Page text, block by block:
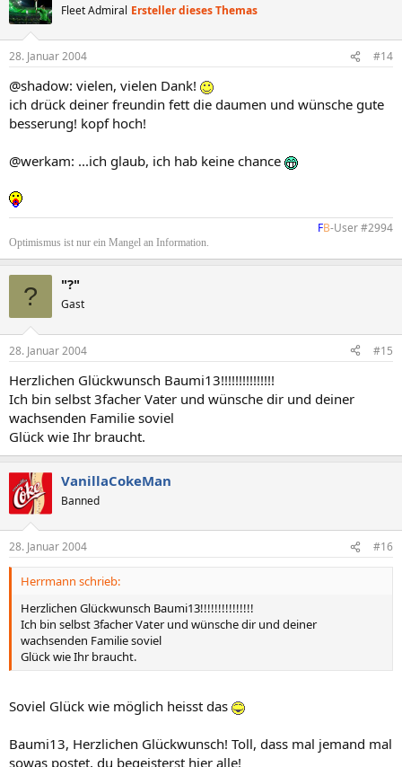
Fleet Admiral Ersteller dieses Themas
28. Januar 2004 #14
@shadow: vielen, vielen Dank!
ich drück deiner freundin fett die daumen und wünsche gute
besserung! kopf hoch!
@werkam: ...ich glaub, ich hab keine chance
FB-User #2994​
Optimismus ist nur ein Mangel an Information.
? "?"
Gast
28. Januar 2004 #15
Herzlichen Glückwunsch Baumi13!!!!!!!!!!!!!!!
Ich bin selbst 3facher Vater und wünsche dir und deiner
wachsenden Familie soviel
Glück wie Ihr braucht.
VanillaCokeMan
Banned
28. Januar 2004 #16
Herrmann schrieb:
Herzlichen Glückwunsch Baumi13!!!!!!!!!!!!!!!
Ich bin selbst 3facher Vater und wünsche dir und deiner
wachsenden Familie soviel
Glück wie Ihr braucht.
Soviel Glück wie möglich heisst das
Baumi13, Herzlichen Glückwunsch! Toll, dass mal jemand mal
sowas postet, du begeisterst hier alle!